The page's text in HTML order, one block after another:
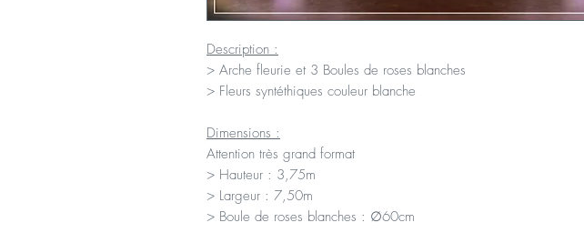
Description :
> Arche fleurie et 3 Boules de roses blanches
> Fleurs syntéthiques couleur blanche
Dimensions :
Attention très grand format
> Hauteur : 3,75m
> Largeur : 7,50m
> Boule de roses blanches : ∅60cm